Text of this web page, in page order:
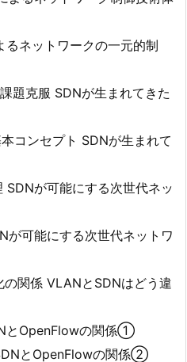
るネットワークの一元的制
題克服 SDNが生まれてきた
コンセプト SDNが生まれて
が可能にする次世代ネッ
が可能にする次世代ネットワ
関係 VLANとSDNはどう違
とOpenFlowの関係①
とOpenFlowの関係②